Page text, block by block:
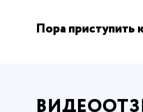
Пора приступить